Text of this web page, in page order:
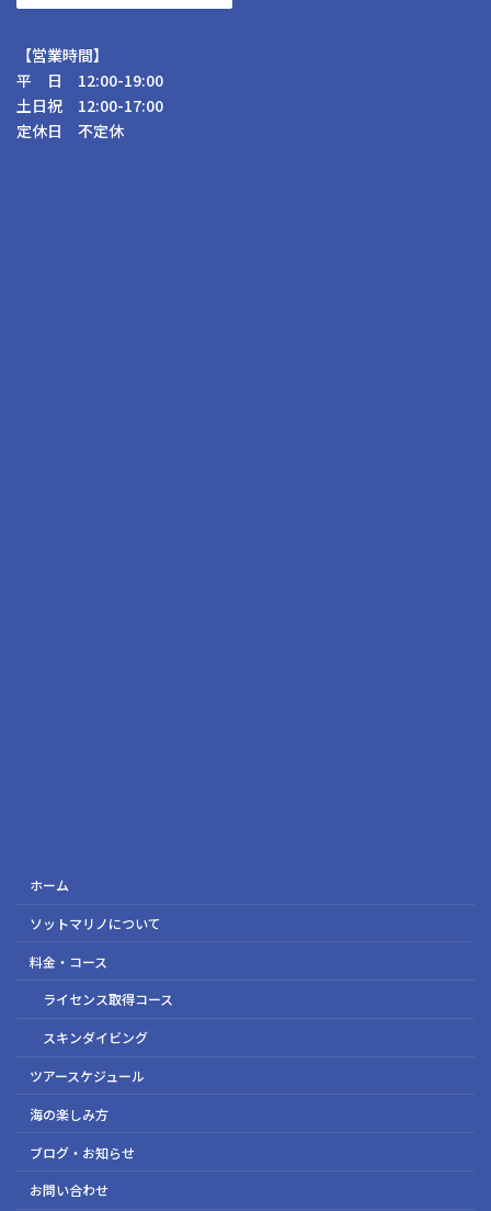
【営業時間】
平 日 12:00-19:00
土日祝 12:00-17:00
定休日 不定休
ホーム
ソットマリノについて
料金・コース
ライセンス取得コース
スキンダイビング
ツアースケジュール
海の楽しみ方
ブログ・お知らせ
お問い合わせ